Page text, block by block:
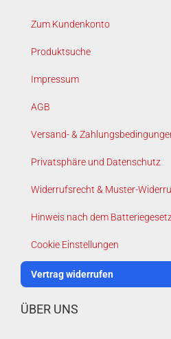
Zum Kundenkonto
Produktsuche
Impressum
AGB
Versand- &
Privatsphäre und Datenschutz
Widerrufsrecht & Muster-
Hinweis nach dem Batteriegesetz
Cookie Einstellungen
Vertrag widerrufen
ÜBER UNS